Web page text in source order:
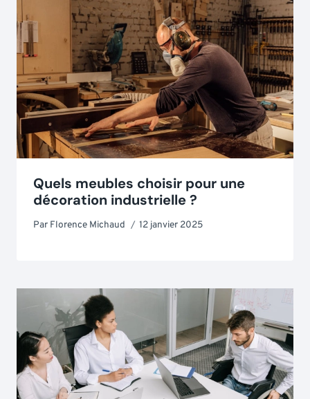
Quels meubles choisir pour une
décoration industrielle ?
Par Florence Michaud 12 janvier 2025